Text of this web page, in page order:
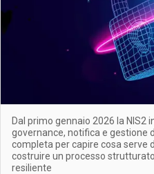
Dal primo gennaio 2026 la NIS2
governance, notifica e gestione
completa per capire cosa serve
costruire un processo
resiliente